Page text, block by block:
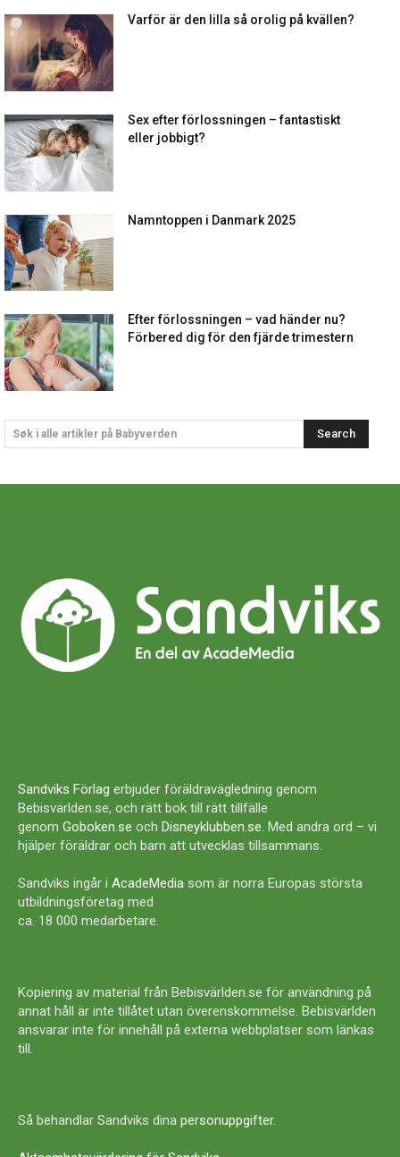
Varför är den lilla så orolig på kvällen?
Sex efter förlossningen – fantastiskt
eller jobbigt?
Namntoppen i Danmark 2025
Efter förlossningen – vad händer nu?
Förbered dig för den fjärde trimestern
Søk i alle artikler på Babyverden Search
Sandviks Förlag erbjuder föräldravägledning genom
Bebisvärlden.se, och rätt bok till rätt tillfälle
genom Goboken.se och Disneyklubben.se. Med andra ord – vi
hjälper föräldrar och barn att utvecklas tillsammans.
Sandviks ingår i AcadeMedia som är norra Europas största
utbildningsföretag med
ca. 18 000 medarbetare.
Kopiering av material från Bebisvärlden.se för användning på
annat håll är inte tillåtet utan överenskommelse. Bebisvärlden
ansvarar inte för innehåll på externa webbplatser som länkas
till.
Så behandlar Sandviks dina personuppgifter.